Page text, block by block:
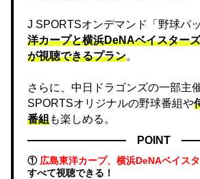
J SPORTSオンデマンド「野球パ
洋カープと横浜DeNAベイスター
が視聴できるプラン。
さらに、中日ドラゴンズの一部主
SPORTSオリジナルの野球番組や
番組も楽しめる。
POINT
① 広島東洋カープ、横浜DeNAベイス
すべて視聴できる！